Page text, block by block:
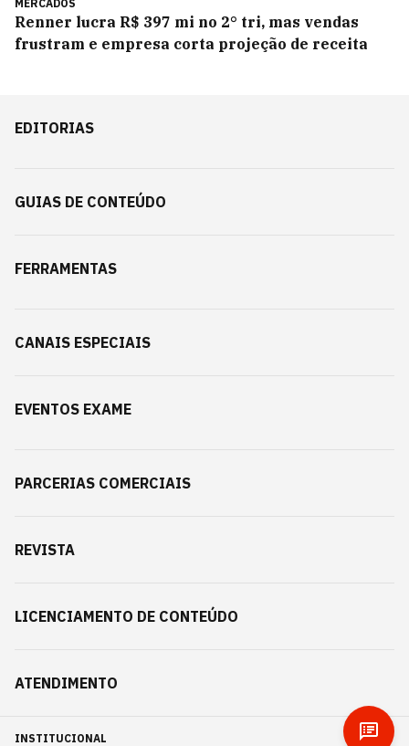
MERCADOS
Renner lucra R$ 397 mi no 2° tri, mas vendas
frustram e empresa corta projeção de receita
EDITORIAS
GUIAS DE CONTEÚDO
FERRAMENTAS
CANAIS ESPECIAIS
EVENTOS EXAME
PARCERIAS COMERCIAIS
REVISTA
LICENCIAMENTO DE CONTEÚDO
ATENDIMENTO
INSTITUCIONAL